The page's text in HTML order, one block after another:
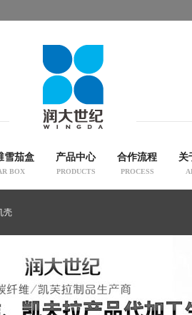
雪茄盒
BOX
产品中心
PRODUCTS
合作流程
PROCESS
关
壳